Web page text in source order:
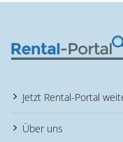
Jetzt Rental-Portal
Über uns